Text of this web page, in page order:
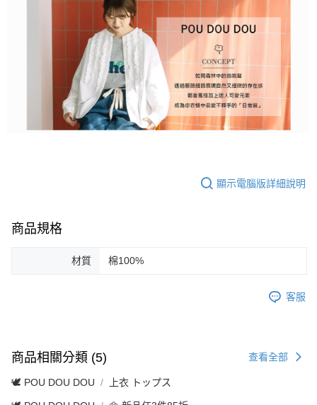
顯示電腦版詳細說明
商品規格
材質 棉100%
客服
商品相關分類 (5) 查看全部
🕊️ POU DOU DOU 上衣 トップス